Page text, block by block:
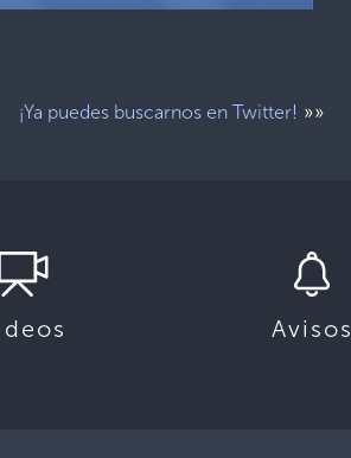
¡Ya puedes buscarnos en Twitter! »»
Avisos